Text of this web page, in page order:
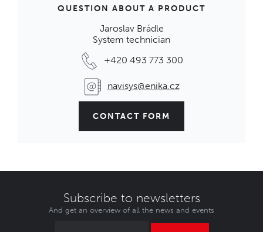
QUESTION ABOUT A PRODUCT
Jaroslav Brádle
System technician
+420 493 773 300
navisys@enika.cz
CONTACT FORM
Subscribe to newsletters
And get an overview of all the news and events